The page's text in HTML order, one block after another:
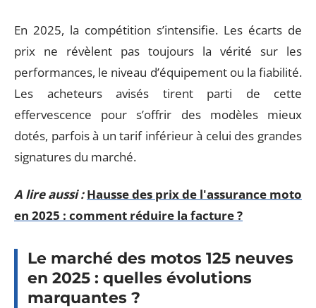
En 2025, la compétition s’intensifie. Les écarts de
prix ne révèlent pas toujours la vérité sur les
performances, le niveau d’équipement ou la fiabilité.
Les acheteurs avisés tirent parti de cette
effervescence pour s’offrir des modèles mieux
dotés, parfois à un tarif inférieur à celui des grandes
signatures du marché.
A lire aussi : Hausse des prix de l'assurance moto
en 2025 : comment réduire la facture ?
Le marché des motos 125 neuves
en 2025 : quelles évolutions
marquantes ?